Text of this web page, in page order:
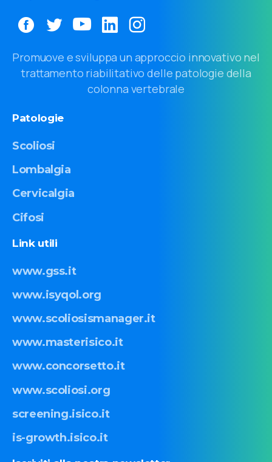
Promuove e sviluppa un approccio innovativo nel
trattamento riabilitativo delle patologie della
colonna vertebrale
Patologie
Scoliosi
Lombalgia
Cervicalgia
Cifosi
Link utili
www.gss.it
www.isyqol.org
www.scoliosismanager.it
www.masterisico.it
www.concorsetto.it
www.scoliosi.org
screening.isico.it
is-growth.isico.it